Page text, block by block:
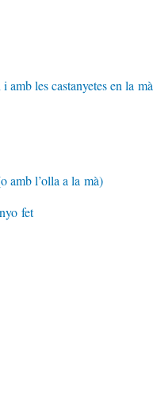
amb les castanyetes en la mà
amb l’olla a la mà)
fet